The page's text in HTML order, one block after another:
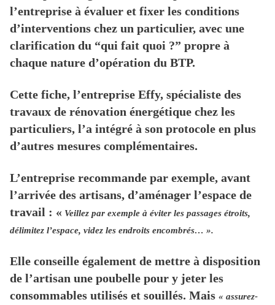
l’entreprise à évaluer et fixer les conditions
d’interventions chez un particulier, avec une
clarification du “qui fait quoi ?” propre à
chaque nature d’opération du BTP.
Cette fiche, l’entreprise Effy, spécialiste des
travaux de rénovation énergétique chez les
particuliers, l’a intégré à son protocole en plus
d’autres mesures complémentaires.
L’entreprise recommande par exemple, avant
l’arrivée des artisans, d’aménager l’espace de
travail : « Veillez par exemple à éviter les passages étroits,
délimitez l’espace, videz les endroits encombrés… ».
Elle conseille également de mettre à disposition
de l’artisan une poubelle pour y jeter les
consommables utilisés et souillés. Mais « assurez-